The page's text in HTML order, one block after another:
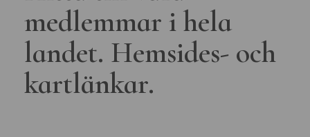
medlemmar i hela
landet. Hemsides- och
kartlänkar.